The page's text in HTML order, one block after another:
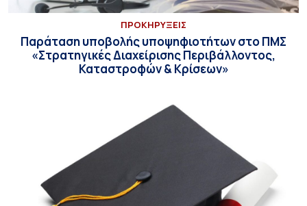
ΠΡΟΚΗΡΥΞΕΙΣ
Παράταση υποβολής υποψηφιοτήτων στο ΠΜΣ
«Στρατηγικές Διαχείρισης Περιβάλλοντος,
Καταστροφών & Κρίσεων»